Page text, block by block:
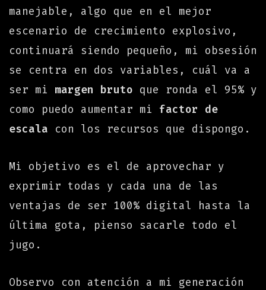
manejable, algo que en el mejor
escenario de crecimiento explosivo,
continuará siendo pequeño, mi obsesión
se centra en dos variables, cuál va a
ser mi margen bruto que ronda el 95% y
como puedo aumentar mi factor de
escala con los recursos que dispongo.
Mi objetivo es el de aprovechar y
exprimir todas y cada una de las
ventajas de ser 100% digital hasta la
última gota, pienso sacarle todo el
jugo.
Observo con atención a mi generación